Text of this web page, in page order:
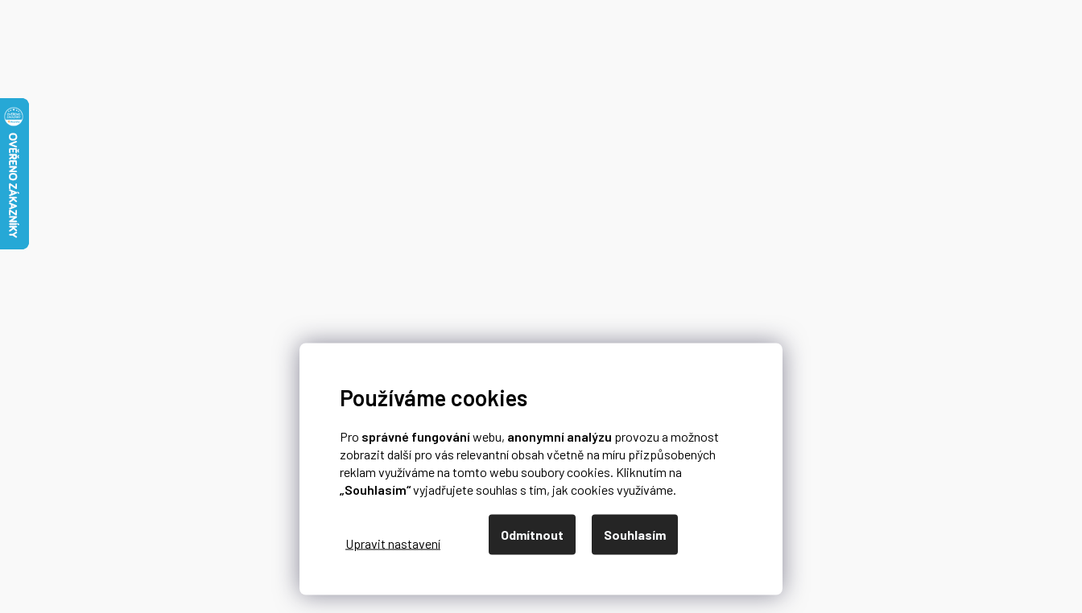
Používáme cookies
Pro správné fungováníwebu, anonymní analýzu provozu a možnost
zobrazit další pro vás relevantní obsah včetně na míru přizpůsobených
reklam využíváme na tomto webu soubory cookies. Kliknutím na
„Souhlasím“vyjadřujete souhlas s tím, jak cookies využíváme.
Odmítnout Souhlasím